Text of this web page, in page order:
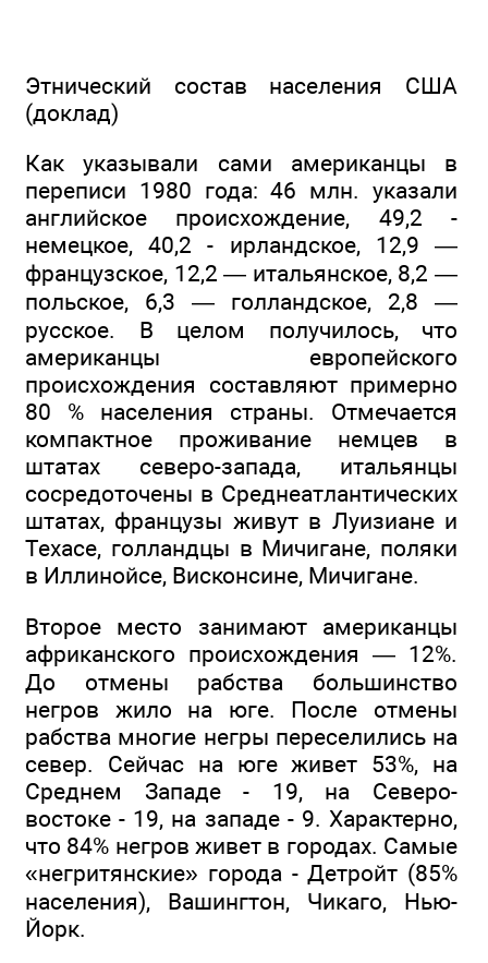
Этнический состав населения США
(доклад)
Как указывали сами американцы в
переписи 1980 года: 46 млн. указали
английское происхождение, 49,2 -
немецкое, 40,2 - ирландское, 12,9 —
французское, 12,2 — итальянское, 8,2 —
польское, 6,3 — голландское, 2,8 —
русское. В целом получилось, что
американцы европейского
происхождения составляют примерно
80 % населения страны. Отмечается
компактное проживание немцев в
штатах северо-запада, итальянцы
сосредоточены в Среднеатлантических
штатах, французы живут в Луизиане и
Техасе, голландцы в Мичигане, поляки
в Иллинойсе, Висконсине, Мичигане.
Второе место занимают американцы
африканского происхождения — 12%.
До отмены рабства большинство
негров жило на юге. После отмены
рабства многие негры переселились на
север. Сейчас на юге живет 53%, на
Среднем Западе - 19, на Северо-
востоке - 19, на западе - 9. Характерно,
что 84% негров живет в городах. Самые
«негритянские» города - Детройт (85%
населения), Вашингтон, Чикаго, Нью-
Йорк.